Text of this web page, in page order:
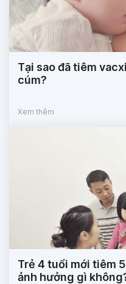
Tại sao đã tiêm
cúm?
Xem thêm
Trẻ 4 tuổi mới tiêm
ảnh hưởng gì